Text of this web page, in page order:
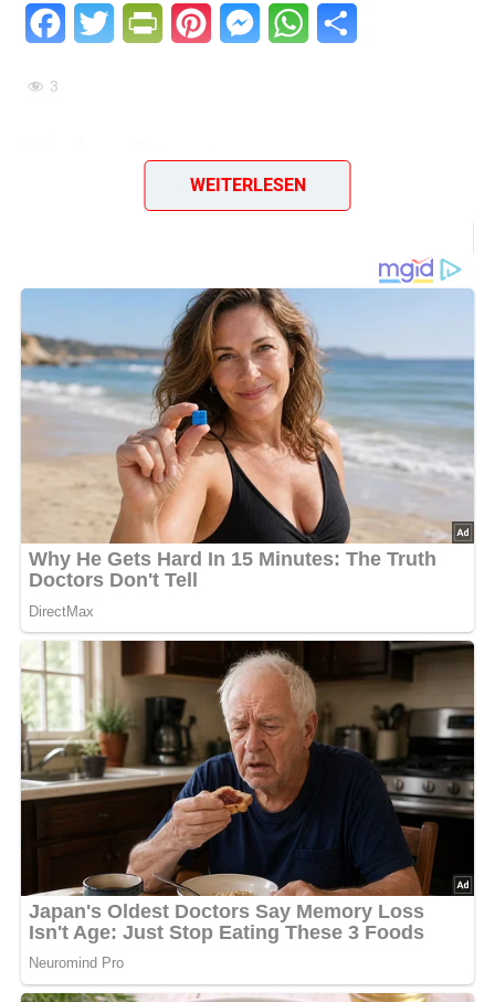
FacebookTwitter PrintFriendly
PinterestMessengerWhatsApp
3
Walnußtorte
Für den Teig:
160 g Margarine
150 g Zucker
1 Prise Salz
300 g Mehl
Für die Füllung:
20 g Butter
300 g Zucker
250 g grobgehackte Walnüsse
200 ml Sahne
1 Eigelb
Zubereitung
Margarine mit Zucker, Salz und Ei verkneten.
Das Mehl darübersieben und alles rasch zu einem
geschmeidigen Teig verkneten.
Zu einer Kugel formen, in Alufolie wickeln und 1 bis 2
Stunden in den Kühlschrank legen.
Dann 2/3 des Teiges dünn ausrollen und eine niedrige
auslegen.
WEITERLESEN